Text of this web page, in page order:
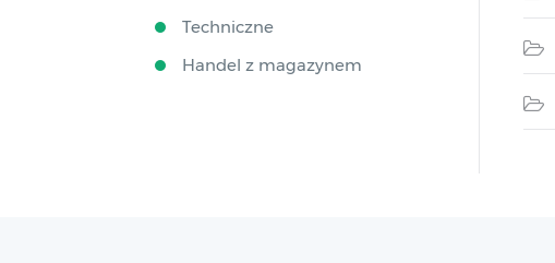
Techniczne
Handel z magazynem